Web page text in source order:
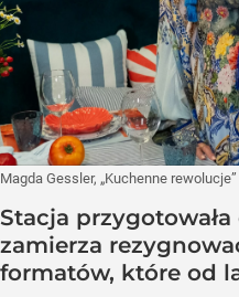
Magda Gessler, „Kuchenne rewolucje”
Stacja
zamierza
formatów, które od